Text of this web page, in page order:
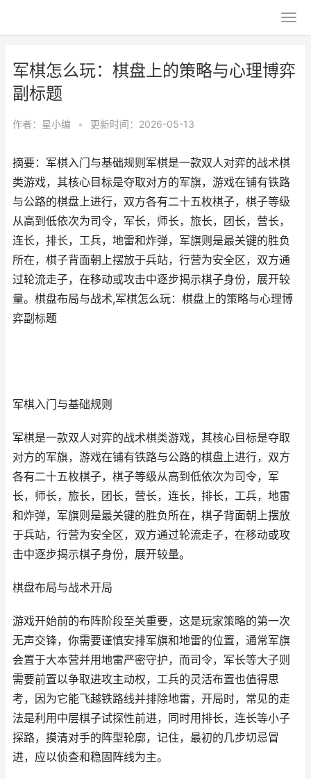
军棋怎么玩：棋盘上的策略与心理博弈
副标题
作者： 星小编 • 更新时间：2026-05-13
摘要：军棋入门与基础规则军棋是一款双人对弈的战术棋
类游戏，其核心目标是夺取对方的军旗，游戏在铺有铁路
与公路的棋盘上进行，双方各有二十五枚棋子，棋子等级
从高到低依次为司令，军长，师长，旅长，团长，营长，
连长，排长，工兵，地雷和炸弹，军旗则是最关键的胜负
所在，棋子背面朝上摆放于兵站，行营为安全区，双方通
过轮流走子，在移动或攻击中逐步揭示棋子身份，展开较
量。棋盘布局与战术,军棋怎么玩：棋盘上的策略与心理博
弈副标题
军棋入门与基础规则
军棋是一款双人对弈的战术棋类游戏，其核心目标是夺取
对方的军旗，游戏在铺有铁路与公路的棋盘上进行，双方
各有二十五枚棋子，棋子等级从高到低依次为司令，军
长，师长，旅长，团长，营长，连长，排长，工兵，地雷
和炸弹，军旗则是最关键的胜负所在，棋子背面朝上摆放
于兵站，行营为安全区，双方通过轮流走子，在移动或攻
击中逐步揭示棋子身份，展开较量。
棋盘布局与战术开局
游戏开始前的布阵阶段至关重要，这是玩家策略的第一次
无声交锋，你需要谨慎安排军旗和地雷的位置，通常军旗
会置于大本营并用地雷严密守护，而司令，军长等大子则
需要前置以争取进攻主动权，工兵的灵活布置也值得思
考，因为它能飞越铁路线并排除地雷，开局时，常见的走
法是利用中层棋子试探性前进，同时用排长，连长等小子
探路，摸清对手的阵型轮廓，记住，最初的几步切忌冒
进，应以侦查和稳固阵线为主。